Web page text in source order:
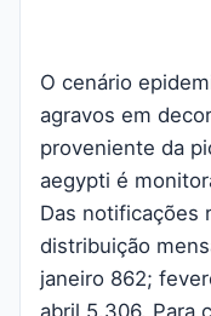
O cenário
agravos em
proveniente da
aegypti é
Das notificações
distribuição
janeiro 862;